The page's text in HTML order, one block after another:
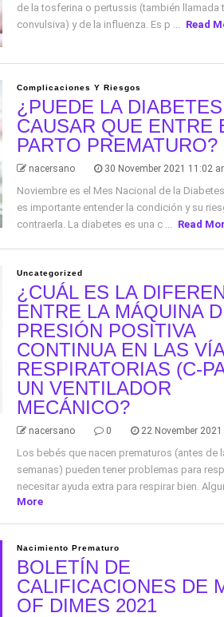
de la tosferina o pertussis (también llamada
convulsiva) y de la influenza. Es p ...
Read
Complicaciones Y Riesgos
¿PUEDE LA DIABETES
CAUSAR QUE ENTRE
PARTO PREMATURO?
nacersano 30 November 2021 11:02
Noviembre es el Mes Nacional de la
es importante entender la condición y su
contraerla. La diabetes es una c ...
Read
Uncategorized
¿CUÁL ES LA
ENTRE LA MÁQUINA
PRESIÓN POSITIVA
CONTINUA EN LAS
RESPIRATORIAS (C-
UN VENTILADOR
MECÁNICO?
nacersano 0 22 November
Los bebés que nacen prematuros (antes de
semanas) pueden tener problemas para
necesitar ayuda extra para respirar bien.
More
Nacimiento Prematuro
BOLETÍN DE
CALIFICACIONES DE
OF DIMES 2021